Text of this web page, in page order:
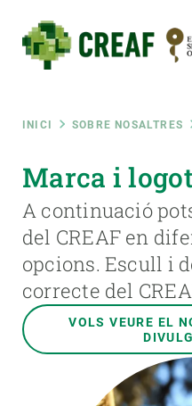
contingut
Fil
INICI SOBRE NOSALTRES
Marca i
A continuació
del CREAF en
opcions. Escull i
correcte del
VOLS VEURE EL
RRSS
Featured
INTRANET
menu
SOBRE NOSALTRES
RECERCA
CIÈNCIA EN ACCIÓ
UNEIX-TE A NOSALTRES